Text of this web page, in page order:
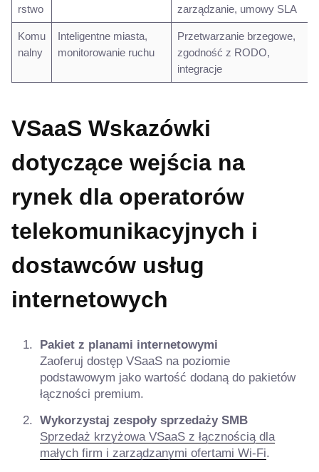
rstwo
zarządzanie, umowy SLA
Komu
nalny
Inteligentne miasta,
monitorowanie ruchu
Przetwarzanie brzegowe,
zgodność z RODO,
integracje
VSaaS Wskazówki
dotyczące wejścia na
rynek dla operatorów
telekomunikacyjnych i
dostawców usług
internetowych
Pakiet z planami internetowymi
Zaoferuj dostęp VSaaS na poziomie
podstawowym jako wartość dodaną do pakietów
łączności premium.
Wykorzystaj zespoły sprzedaży SMB
Sprzedaż krzyżowa VSaaS z łącznością dla
małych firm i zarządzanymi ofertami Wi-Fi.